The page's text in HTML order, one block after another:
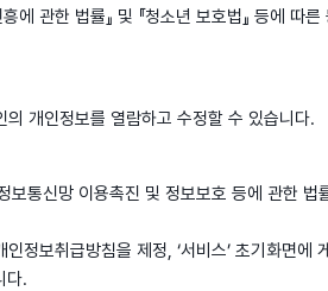
에 관한 법률』 및 『청소년 보호법』 등에 따
개인정보를 열람하고 수정할 수 있습니다.
보통신망 이용촉진 및 정보보호 등에 관한 법
정보취급방침을 제정, ‘서비스’ 초기화면에
다.